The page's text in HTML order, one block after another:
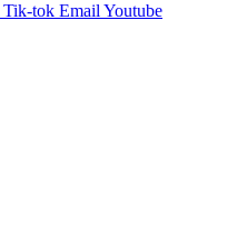
Tik-tok Email Youtube